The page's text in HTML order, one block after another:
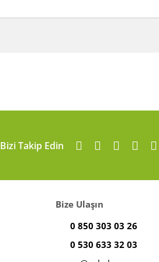
Bizi Takip Edin
Bize Ulaşın
0 850 303 03 26
0 530 633 32 03